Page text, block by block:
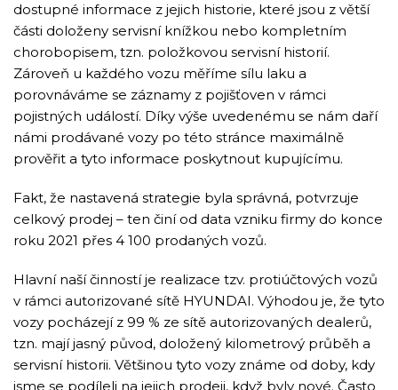
dostupné informace z jejich historie, které jsou z větší
části doloženy servisní knížkou nebo kompletním
chorobopisem, tzn. položkovou servisní historií.
Zároveň u každého vozu měříme sílu laku a
porovnáváme se záznamy z pojišťoven v rámci
pojistných událostí. Díky výše uvedenému se nám daří
námi prodávané vozy po této stránce maximálně
prověřit a tyto informace poskytnout kupujícímu.
Fakt, že nastavená strategie byla správná, potvrzuje
celkový prodej – ten činí od data vzniku firmy do konce
roku 2021 přes 4 100 prodaných vozů.
Hlavní naší činností je realizace tzv. protiúčtových vozů
v rámci autorizované sítě HYUNDAI. Výhodou je, že tyto
vozy pocházejí z 99 % ze sítě autorizovaných dealerů,
tzn. mají jasný původ, doložený kilometrový průběh a
servisní historii. Většinou tyto vozy známe od doby, kdy
jsme se podíleli na jejich prodeji, když byly nové. Často